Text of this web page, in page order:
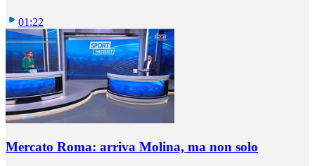
01:22
Mercato Roma: arriva Molina, ma non solo